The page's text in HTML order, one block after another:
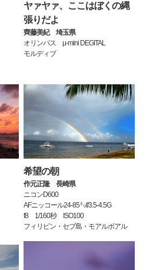
ヤァヤァ、ここはぼくの縄
張りだよ
齊藤美紀 埼玉県
オリンパス μ-mini DEGITAL
モルディブ
希望の朝
作元正隆 長崎県
ニコンD600
AFニッコール24-85㍉f/3.5-4.5G
f8 1/160秒 ISO100
フィリピン・セブ島・モアルボアル